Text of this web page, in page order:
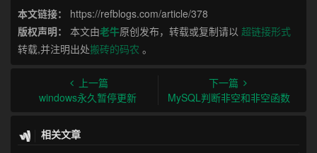
本文链接：
https://refblogs.com/article/378
版权声明：
本文由老牛原创发布，转载或复制请以 超链接形式
转载,并注明出处搬砖的码农 。
上一篇
windows永久暂停更新
下一篇
MySQL判断非空和非空函数
相关文章